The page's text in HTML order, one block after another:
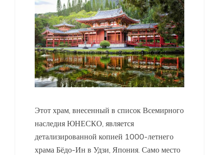
Этот храм, внесенный в список Всемирного
наследия ЮНЕСКО, является
детализированной копией 1000-летнего
храма Бёдо-Ин в Удзи, Япония. Само место